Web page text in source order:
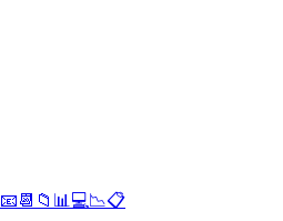
📧📆 📁 📊 💻📉📋